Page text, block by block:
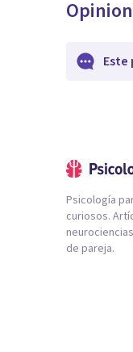
Psicología
curiosos.
de pareja.